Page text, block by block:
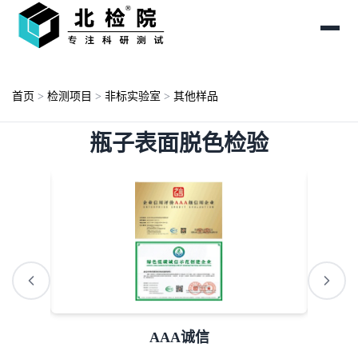
首页 > 检测项目 > 非标实验室 > 其他样品
瓶子表面脱色检验
ISO资质